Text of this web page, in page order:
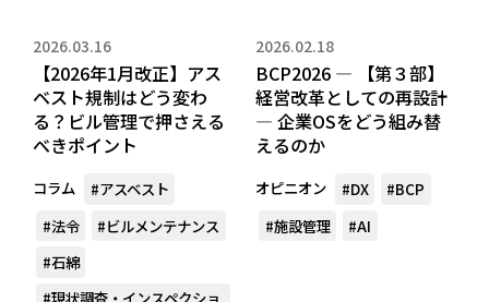
2026.03.16
【2026年1月改正】アス
ベスト規制はどう変わ
る？ビル管理で押さえる
べきポイント
コラム
#アスベスト
#法令
#ビルメンテナンス
#石綿
2026.02.18
BCP2026 ― 【第３部】
経営改革としての再設計
― 企業OSをどう組み替
えるのか
オピニオン #DX
#BCP
#施設管理
#AI